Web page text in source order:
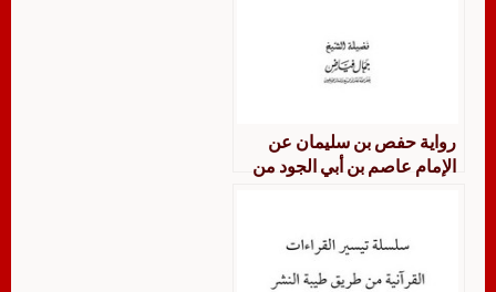
رواية حفص بن سليمان عن
الإمام عاصم بن أبي الجود من